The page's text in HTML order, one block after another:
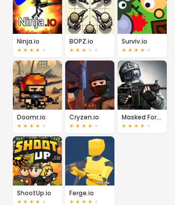
Ninja.io
★ ★ ★ ★ ★
BOPZ.io
★ ★ ★ ★ ★
Surviv.io
★ ★ ★ ★ ★
Doomr.io
★ ★ ★ ★ ★
Cryzen.io
★ ★ ★ ★ ★
Masked Forces
★ ★ ★ ★ ★
ShootUp.io
★ ★ ★ ★ ★
Ferge.io
★ ★ ★ ★ ★